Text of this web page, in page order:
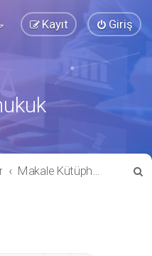
Giriş
Kayıt
Makale Kütüphanesi